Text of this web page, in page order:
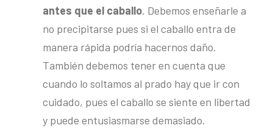
antes que el caballo. Debemos enseñarle a
no precipitarse pues si el caballo entra de
manera rápida podría hacernos daño.
También debemos tener en cuenta que
cuando lo soltamos al prado hay que ir con
cuidado, pues el caballo se siente en libertad
y puede entusiasmarse demasiado.